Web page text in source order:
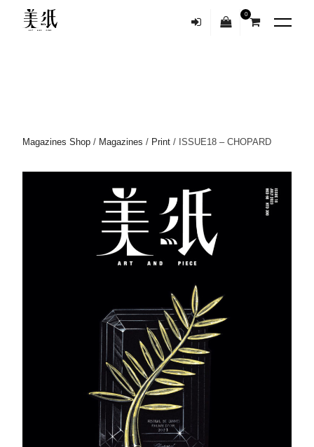
0
Magazines Shop / Magazines / Print / ISSUE18 – CHOPARD